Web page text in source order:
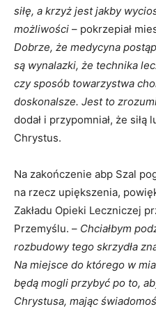
siłę, a krzyż jest jakby
możliwości – pokrzepiał
Dobrze, że medycyna
są wynalazki, że technika
czy sposób towarzystwa
doskonalsze. Jest to
dodał i przypomniał, że
Chrystus.
Na zakończenie abp Szal
na rzecz upiększenia,
Zakładu Opieki Leczniczej
Przemyślu. – Chciałbym
rozbudowy tego skrzydła
Na miejsce do którego w
będą mogli przybyć po to,
Chrystusa, mając